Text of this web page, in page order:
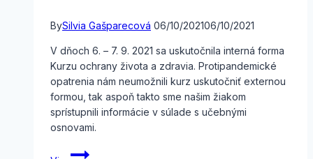
BySilvia Gašparecová 06/10/202106/10/2021
V dňoch 6. – 7. 9. 2021 sa uskutočnila interná forma
Kurzu ochrany života a zdravia. Protipandemické
opatrenia nám neumožnili kurz uskutočniť externou
formou, tak aspoň takto sme našim žiakom
sprístupnili informácie v súlade s učebnými
osnovami.
KOŽAZ